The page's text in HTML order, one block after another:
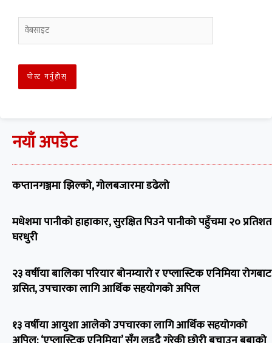
नयाँ अपडेट
कप्तानगञ्जमा झिल्को, गोलबजारमा डढेलो
मधेशमा पानीको हाहाकार, सुरक्षित पिउने पानीको पहुँचमा २० प्रतिशत
घरधुरी
२३ वर्षीया बालिका परियार बोनम्यारो र एप्लास्टिक एनिमिया रोगबाट
ग्रसित, उपचारका लागि आर्थिक सहयोगको अपिल
१३ वर्षीया आयुशा आलेको उपचारका लागि आर्थिक सहयोगको